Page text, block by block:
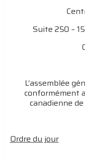
Suite 250 –
L’assemblée
conformément
canadienne
Ordre du jour